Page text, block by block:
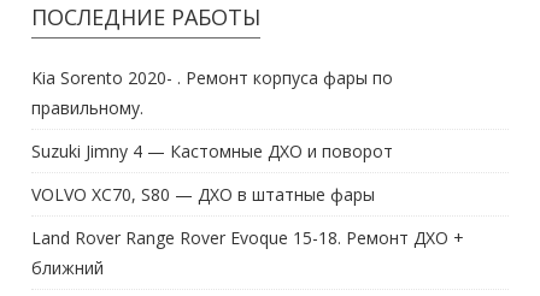
ПОСЛЕДНИЕ РАБОТЫ
Kia Sorento 2020- . Ремонт корпуса фары по
правильному.
Suzuki Jimny 4 — Кастомные ДХО и поворот
VOLVO XC70, S80 — ДХО в штатные фары
Land Rover Range Rover Evoque 15-18. Ремонт ДХО +
ближний